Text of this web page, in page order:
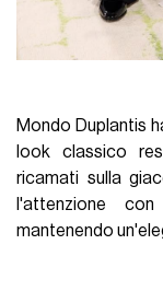
Mondo Duplantis
look classico
ricamati sulla
l'attenzione
mantenendo